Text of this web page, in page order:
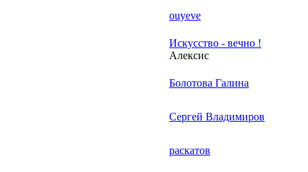
ouyeve
Искусство - вечно !
Алексис
Болотова Галина
Сергей Владимиров
раскатов